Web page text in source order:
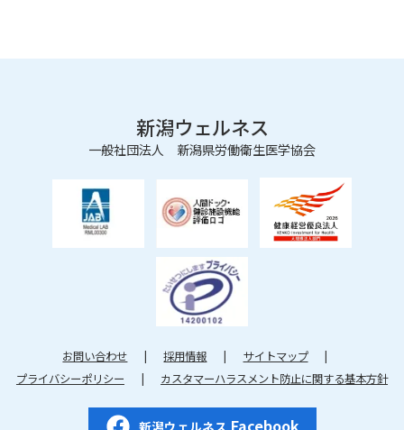
新潟ウェルネス
一般社団法人 新潟県労働衛生医学協会
お問い合わせ 採用情報
サイトマップ
プライバシーポリシー
カスタマーハラスメント防止に関する基本方針
新潟ウェルネス Facebook